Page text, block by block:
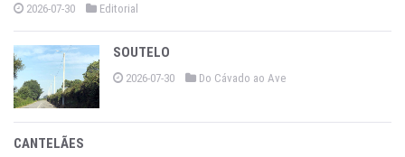
2026-07-30 Editorial
SOUTELO
2026-07-30 Do Cávado ao Ave
CANTELÃES